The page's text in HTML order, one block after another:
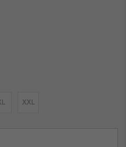
XXL